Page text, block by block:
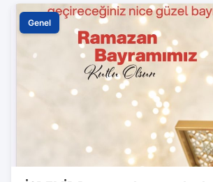
Genel